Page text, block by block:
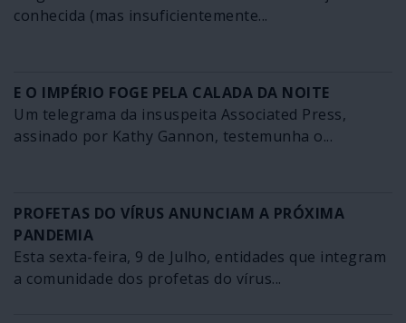
conhecida (mas insuficientemente...
E O IMPÉRIO FOGE PELA CALADA DA NOITE
Um telegrama da insuspeita Associated Press,
assinado por Kathy Gannon, testemunha o...
PROFETAS DO VÍRUS ANUNCIAM A PRÓXIMA
PANDEMIA
Esta sexta-feira, 9 de Julho, entidades que integram
a comunidade dos profetas do vírus...